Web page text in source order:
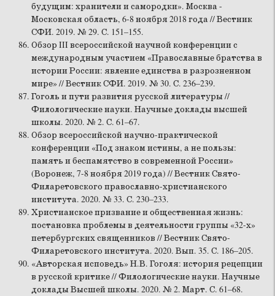
будущим: хранители и самородки». Москва -
Московская область, 6-8 ноября 2018 года // Вестник
СФИ. 2019. № 29. С. 151–155.
Обзор III всероссийской научной конференции с
международным участием «Православные братства в
истории России: явление единства в разрозненном
мире» // Вестник СФИ. 2019. № 30. С. 236–239.
Гоголь и пути развития русской литературы //
Филологические науки. Научные доклады высшей
школы. 2020. № 2. С. 61–67.
Обзор всероссийской научно-практической
конференции «Под знаком истины, а не пользы:
память и беспамятство в современной России»
(Воронеж, 7-8 ноября 2019 года) // Вестник Свято-
Филаретовского православно-христианского
института. 2020. № 33. С. 230–233.
Христианское призвание и общественная жизнь:
постановка проблемы в деятельности группы «32-х»
петербургских священников // Вестник Свято-
Филаретовского института. 2020. Вып. 35. С. 186–205.
«Авторская исповедь» Н.В. Гоголя: история рецепции
в русской критике // Филологические науки. Научные
доклады Высшей школы. 2020. № 2. Март. С. 61–68.